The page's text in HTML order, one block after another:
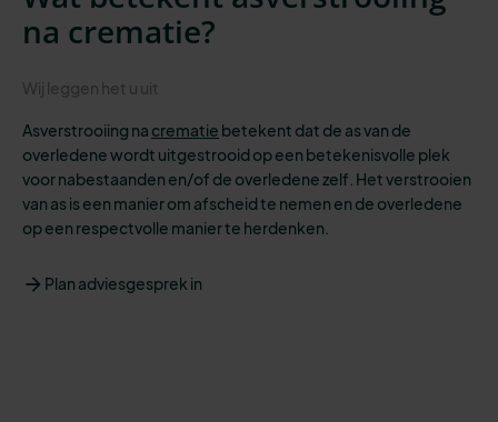
na crematie?
Wij leggen het u uit
Asverstrooiing na crematie betekent dat de as van de
overledene wordt uitgestrooid op een betekenisvolle plek
voor nabestaanden en/of de overledene zelf. Het verstrooien
van as is een manier om afscheid te nemen en de overledene
op een respectvolle manier te herdenken.
Plan adviesgesprek in